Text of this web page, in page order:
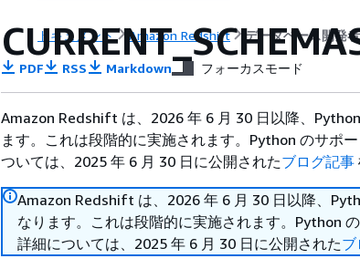
ドキュメント Amazon Redshift データベース開発
PDF RSS Markdown フォーカスモード
Amazon Redshift は、2026 年 6 月 30 日以降、
ます。これは段階的に実施されます。Python のサポ
ついては、2025 年 6 月 30 日に公開されたブログ記事
Amazon Redshift は、2026 年 6 月 30 日以降、
なります。これは段階的に実施されます。Python
詳細については、2025 年 6 月 30 日に公開された